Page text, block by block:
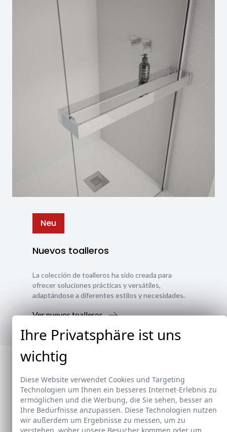
Neu
Nuevos toalleros
La colección de toalleros ha sido creada para
ofrecer soluciones prácticas y versátiles,
adaptándose a diferentes estilos y necesidades.
Ver nuevos toalleros
Ihre Privatsphäre ist uns
wichtig
Diese Website verwendet Cookies und Targeting
Technologien um Ihnen ein besseres Internet-Erlebnis zu
ermöglichen und die Werbung, die Sie sehen, besser an
Ihre Bedürfnisse anzupassen. Diese Technologien nutzen
wir außerdem um Ergebnisse zu messen, um zu
verstehen, woher unsere Besucher kommen oder um